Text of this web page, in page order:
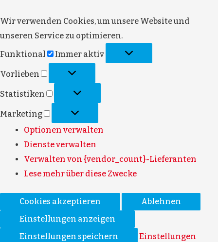
Wir verwenden Cookies, um unsere Website und
unseren Service zu optimieren.
Funktional
Immer aktiv
Vorlieben
Statistiken
Marketing
Optionen verwalten
Dienste verwalten
Verwalten von {vendor_count}-Lieferanten
Lese mehr über diese Zwecke
Cookies akzeptieren
Ablehnen
Einstellungen anzeigen
Einstellungen speichern
Einstellungen